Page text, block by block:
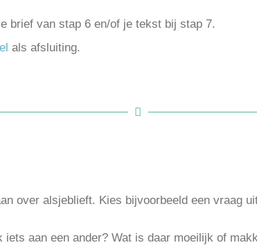
brief van stap 6 en/of je tekst bij stap 7.
als afsluiting.
over alsjeblieft. Kies bijvoorbeeld een vraag
iets aan een ander? Wat is daar moeilijk of